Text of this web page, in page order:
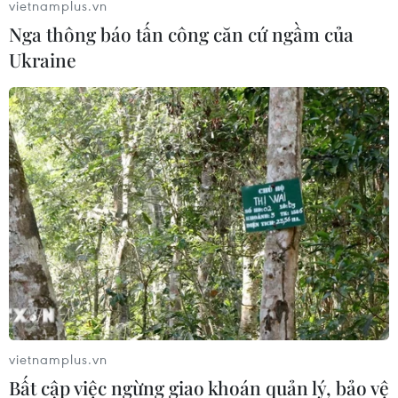
Liên tiếp để thủng lưới, Bùi Tiến Dũng vẫn
được HLV Hà Nội bảo vệ
24/05/2019 15:05
Trong hai trận được bắt chính ở V-League, Bùi Tiến
Dũng lọt lưới tới 4 bàn, trong bối cảnh huấn luyện viên
Park Hang-seo chuẩn bị lên danh sách đội tuyển Việt
Nam và đội U23.
vietnamplus.vn
Nga thông báo tấn công căn cứ ngầm của
Ukraine
vietnamplus.vn
Bất cập việc ngừng giao khoán quản lý, bảo vệ